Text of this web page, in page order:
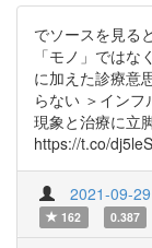
でソースを見る
「モノ」では
に加えた診療意
らない ＞イン
現象と治療に立
https://t.co/
2021-09-
162
0.387